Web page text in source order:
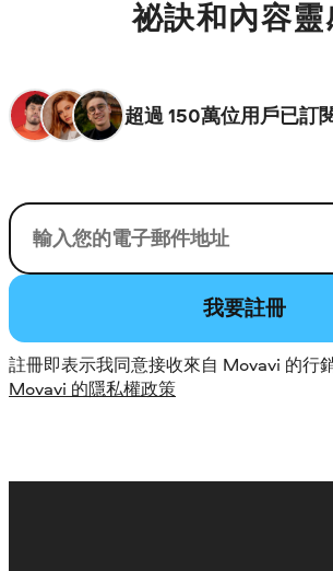
祕訣和內容靈
超過 150萬位用戶已訂
您的電子郵件
我要註冊
註冊即表示我同意接收來自 Movavi 的行
Movavi 的隱私權政策